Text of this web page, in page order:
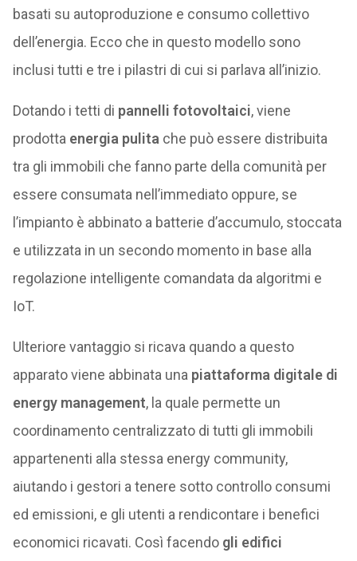
basati su autoproduzione e consumo collettivo
dell’energia. Ecco che in questo modello sono
inclusi tutti e tre i pilastri di cui si parlava all’inizio.
Dotando i tetti di pannelli fotovoltaici, viene
prodotta energia pulita che può essere distribuita
tra gli immobili che fanno parte della comunità per
essere consumata nell’immediato oppure, se
l’impianto è abbinato a batterie d’accumulo, stoccata
e utilizzata in un secondo momento in base alla
regolazione intelligente comandata da algoritmi e
IoT.
Ulteriore vantaggio si ricava quando a questo
apparato viene abbinata una piattaforma digitale di
energy management, la quale permette un
coordinamento centralizzato di tutti gli immobili
appartenenti alla stessa energy community,
aiutando i gestori a tenere sotto controllo consumi
ed emissioni, e gli utenti a rendicontare i benefici
economici ricavati. Così facendogli edifici